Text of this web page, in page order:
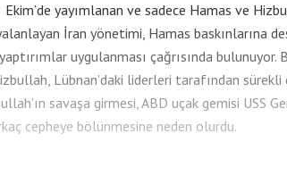
Ekim’de yayımlanan ve sadece Hamas ve
İran yönetimi, Hamas baskınlarına
uygulanması çağrısında
Lübnan’daki liderleri tarafından
savaşa girmesi, ABD uçak gemisi USS
cepheye bölünmesine neden olurdu.